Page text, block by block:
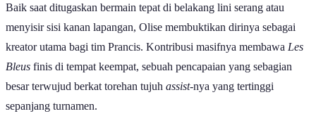
Baik saat ditugaskan bermain tepat di belakang lini serang atau
menyisir sisi kanan lapangan, Olise membuktikan dirinya sebagai
kreator utama bagi tim Prancis. Kontribusi masifnya membawa Les
Bleus finis di tempat keempat, sebuah pencapaian yang sebagian
besar terwujud berkat torehan tujuh assist-nya yang tertinggi
sepanjang turnamen.